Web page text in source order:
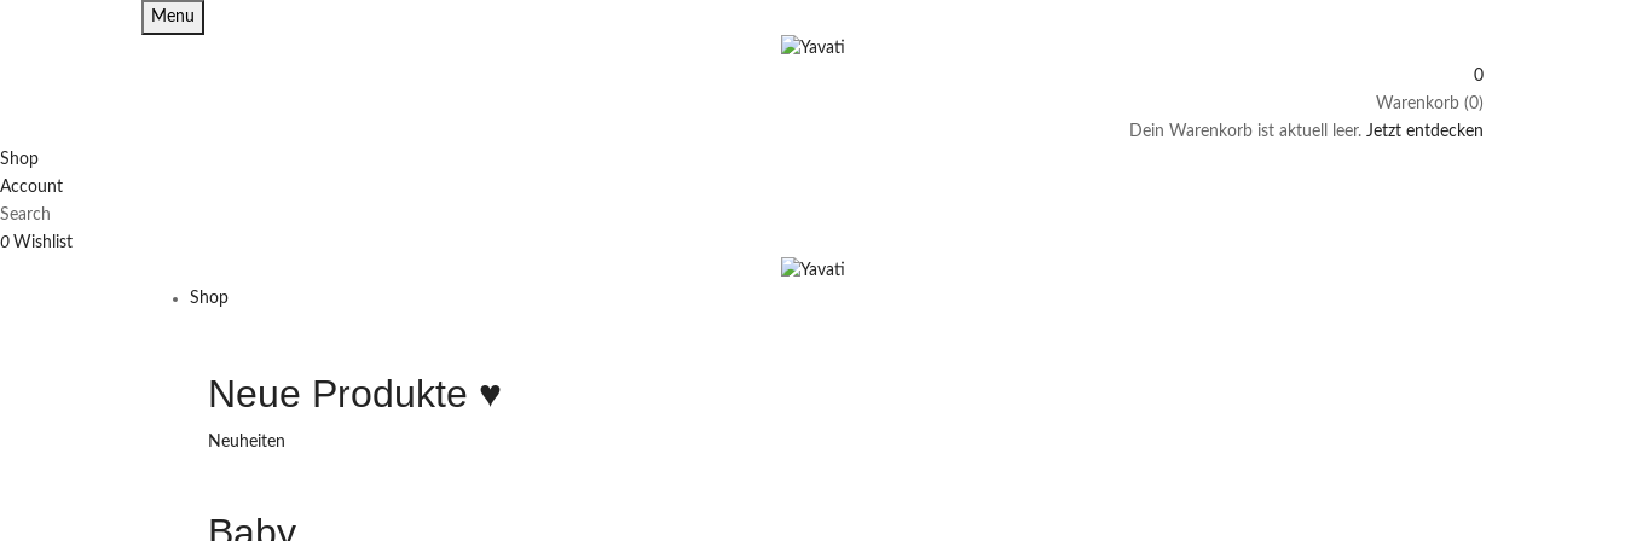
Menu
0
Warenkorb (0)
Dein Warenkorb ist aktuell leer. Jetzt entdecken
Shop
Account
Search
0 Wishlist
Shop
Neue Produkte ♥️
Neuheiten